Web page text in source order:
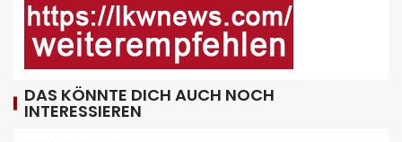
PUBLIKATIONEN (STRASSE) DE
„Alles im Tacho?!“ macht Lenk- und
Ruhezeiten begreifbar
DAS KÖNNTE DICH AUCH NOCH
INTERESSIEREN